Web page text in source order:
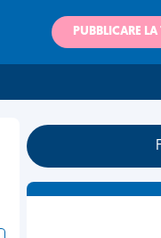
PUBBLICARE